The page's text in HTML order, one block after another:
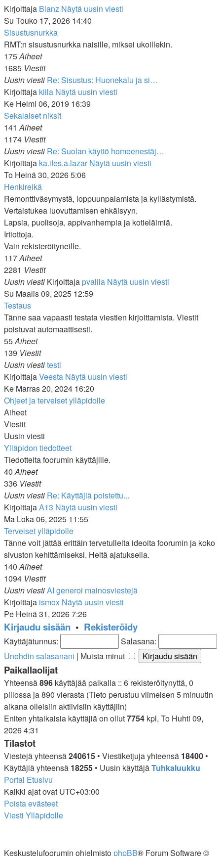
Kirjoittaja Blanz Näytä uusin viesti
Su Touko 17, 2026 14:40
Sisustusnurkka
RMT:n sisustusnurkka naisille, miksei ukoillekin.
175Aiheet
1685 Viestit
Uusin viesti Re: Sisustus: Huonekalu ja si…
Kirjoittaja kiila Näytä uusin viesti
Ke Helmi 06, 2019 16:39
Sekalaiset niksit
141Aiheet
1174 Viestit
Uusin viesti Re: Suolan käyttö homeenestäj…
Kirjoittaja ka.ifes.a.lazar Näytä uusin viesti
To Heinä 30, 2026 5:06
Henkireikä
Remonttiväsymystä, loppuunpalamista ja kyllästymistä.
Vertaistukea luovuttamisen ehkäisyyn.
Lapsia, puolisoja, appivanhempia ja kotieläimiä.
Irtiottoja.
Vain rekisteröityneille.
117Aiheet
2281 Viestit
Uusin viesti Kirjoittaja pvalila Näytä uusin viesti
Su Maalis 09, 2025 12:59
Testaus
Tänne saa vapaasti testata viestien kirjoittamista. Viestit
poistuvat automaattisesti.
55Aiheet
139 Viestit
Uusin viestitesti
KirjoittajaVeesta Näytä uusin viesti
Ke Marras 20, 2024 16:20
Ohjeet ja terveiset ylläpidolle
Aiheet
Viestit
Uusin viesti
Ylläpidon tiedotteet
Tiedotteita foorumin käyttäjille.
40Aiheet
336 Viestit
Uusin viesti Re: Käyttäjiä poistettu...
KirjoittajaA13 Näytä uusin viesti
Ma Loka 06, 2025 11:55
Terveiset ylläpidolle
Tänne voit jättää erittäin tervetulleita ideoita foorumin ja koko
sivuston kehittämiseksi. Heitä ajatuksella.
140Aiheet
1094 Viestit
Uusin viestiAI generoi mainosviestejä
Kirjoittaja ismox Näytä uusin viesti
Pe Heinä 31, 2026 7:26
Kirjaudu sisään • Rekisteröidy
Käyttäjätunnus:
Salasana:
Unohdin salasanani | Muista minut
Paikallaolijat
Yhteensä896 käyttäjää paikalla :: 6 rekisteröitynyttä, 0
piilossa ja 890 vierasta (Tieto perustuu viimeisen 5 minuutin
aikana olleisiin aktiivisiin käyttäjiin)
Eniten yhtaikaisia käyttäjiä on ollut7754 kpl, To Huhti 09,
2026 4:31
Tilastot
Viestejä yhteensä240615 • Viestiketjuja yhteensä 18400 •
Käyttäjiä yhteensä 18255 • Uusin käyttäjäTuhkaluukku
Portal Etusivu
Kaikki ajat ovat UTC+03:00
Poista evästeet
Viesti Ylläpidolle
Keskustelufoorumin ohjelmisto phpBB® Forum Software ©